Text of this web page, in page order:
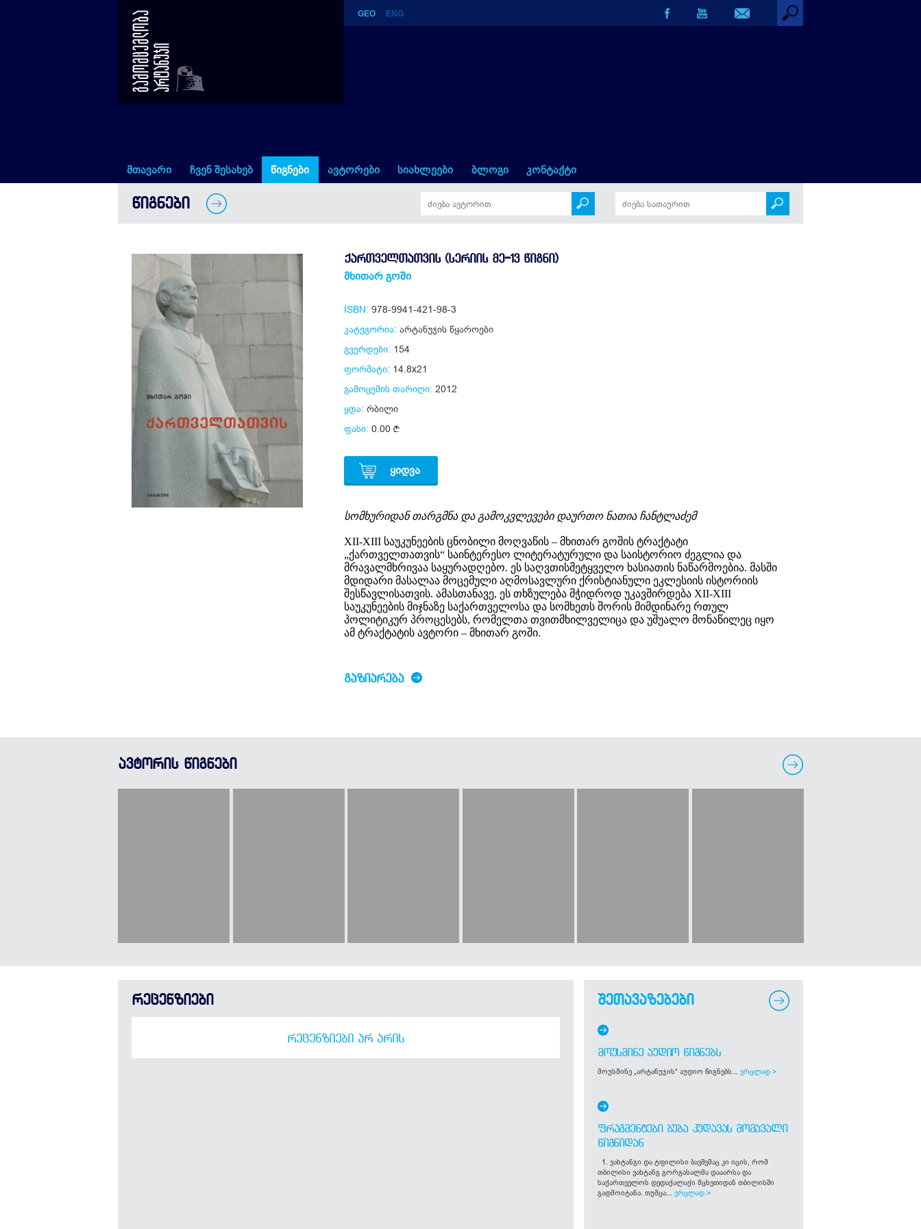
ქართველთათვის (სერიის მე-13 წიგნი)
GEO ENG
მთავარი ჩვენ შესახებ წიგნები ავტორები სიახლეები ბლოგი კონტაქტი
ᲬᲘᲒᲜᲔᲑᲘ
ᲥᲐᲠᲗᲕᲔᲚᲗᲐᲗᲕᲘᲡ (ᲡᲔᲠᲘᲘᲡ ᲛᲔ-13 ᲬᲘᲒᲜᲘ)
მხითარ გოში
ISBN: 978-9941-421-98-3
კატეგორია: არტანუჯის წყაროები
გვერდები: 154
ფორმატი: 14.8x21
გამოცემის თარიღი: 2012
ყდა: რბილი
ფასი: 0.00
ᲧᲘᲓᲕᲐ
სომხურიდან თარგმნა და გამოკვლევები დაურთო ნათია ჩანტლაძემ
XII-XIII საუკუნეების ცნობილი მოღვაწის – მხითარ გოშის ტრაქტატი
„ქართველთათვის“ საინტერესო ლიტერატურული და საისტორიო ძეგლია და
მრავალმხრივაა საყურადღებო. ეს საღვთისმეტყველო ხასიათის ნაწარმოებია. მასში
მდიდარი მასალაა მოცემული აღმოსავლური ქრისტიანული ეკლესიის ისტორიის
შესწავლისათვის. ამასთანავე, ეს თხზულება მჭიდროდ უკავშირდება XII-XIII
საუკუნეების მიჯნაზე საქართველოსა და სომხეთს შორის მიმდინარე რთულ
პოლიტიკურ პროცესებს, რომელთა თვითმხილველიცა და უშუალო მონაწილეც იყო
ამ ტრაქტატის ავტორი – მხითარ გოში.
ᲒᲐᲖᲘᲐᲠᲔᲑᲐ
ავტორის წიგნები
რეცენზიები
ᲠᲔᲪᲔᲜᲖᲘᲔᲑᲘ ᲐᲠ ᲐᲠᲘᲡ
შეთავაზებები
ᲛᲝᲣᲡᲛᲘᲜᲔ ᲐᲣᲓᲘᲝ ᲬᲘᲒᲜᲔᲑᲡ
მოუსმინე „არტანუჯის“ აუდიო წიგნებს... ვრცლად >
ᲤᲠᲐᲒᲛᲔᲜᲢᲔᲑᲘ ᲑᲣᲑᲐ ᲙᲣᲓᲐᲕᲐᲡ ᲛᲝᲛᲐᲕᲐᲚᲘ
ᲬᲘᲒᲜᲘᲓᲐᲜ
1. ვახტანგი და ტფილისი ბავშვმაც კი იცის, რომ
თბილისი ვახტანგ გორგასალმა დააარსა და
საქართველოს დედაქალაქი მცხეთიდან თბილისში
გადმოიტანა. თუმცა... ვრცლად >